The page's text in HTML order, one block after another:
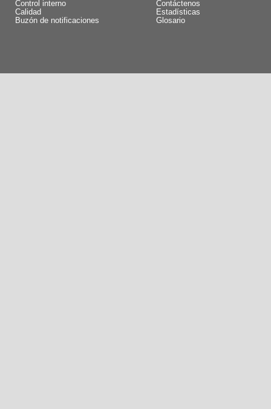
Control interno
Calidad
Buzón de notificaciones
Contáctenos
Estadísticas
Glosario